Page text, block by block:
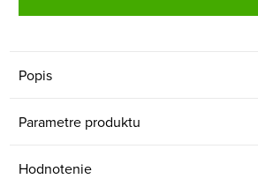
Popis
Parametre produktu
Hodnotenie